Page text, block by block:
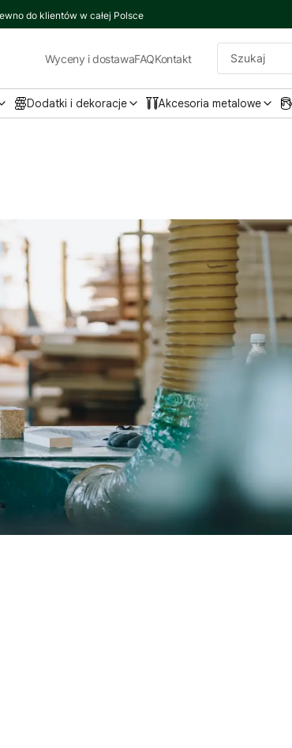
do klientów w całej Polsce
Wyceny i dostawaFAQKontakt
Dodatki i dekoracje Akcesoria metalowe